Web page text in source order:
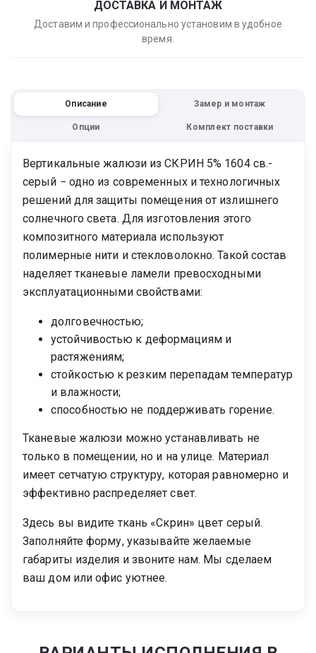
ДОСТАВКА И МОНТАЖ
Доставим и профессионально установим в удобное
время.
Описание Замер и монтаж
Опции Комплект поставки
Вертикальные жалюзи из СКРИН 5% 1604 св.-
серый − одно из современных и технологичных
решений для защиты помещения от излишнего
солнечного света. Для изготовления этого
композитного материала используют
полимерные нити и стекловолокно. Такой состав
наделяет тканевые ламели превосходными
эксплуатационными свойствами:
долговечностью;
устойчивостью к деформациям и
растяжениям;
стойкостью к резким перепадам температур
и влажности;
способностью не поддерживать горение.
Тканевые жалюзи можно устанавливать не
только в помещении, но и на улице. Материал
имеет сетчатую структуру, которая равномерно и
эффективно распределяет свет.
Здесь вы видите ткань «Скрин» цвет серый.
Заполняйте форму, указывайте желаемые
габариты изделия и звоните нам. Мы сделаем
ваш дом или офис уютнее.